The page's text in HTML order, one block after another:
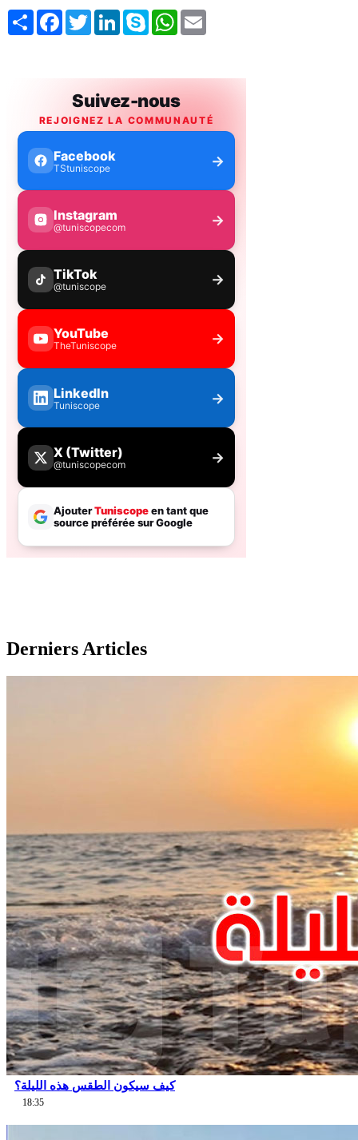
Share FacebookTwitterLinkedInSkype WhatsApp
Derniers Articles
كيف سيكون الطقس هذه الليلة؟
18:35